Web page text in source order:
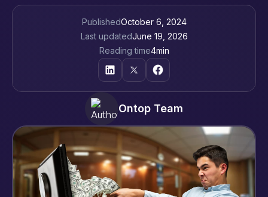
PublishedOctober 6, 2024
Last updatedJune 19, 2026
Reading time4min
Ontop Team